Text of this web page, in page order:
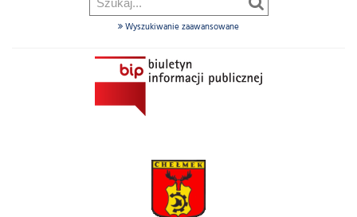
Wyszukiwanie zaawansowane